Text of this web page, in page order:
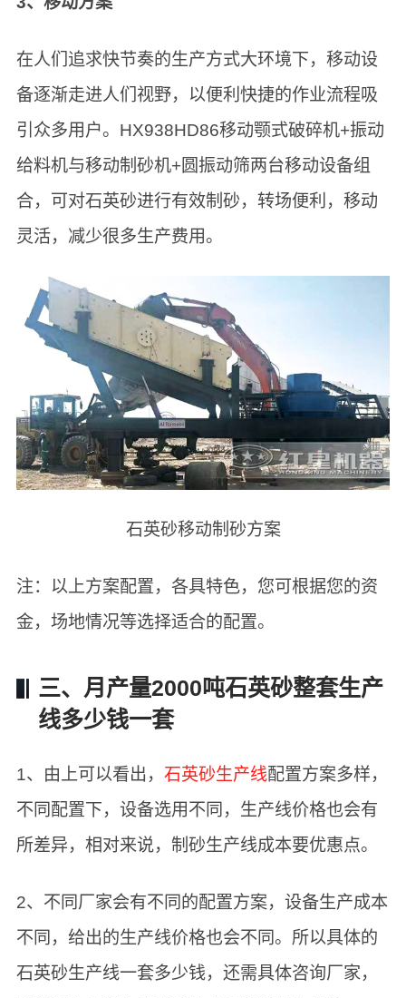
在人们追求快节奏的生产方式大环境下，移动设
备逐渐走进人们视野，以便利快捷的作业流程吸
引众多用户。HX938HD86移动颚式破碎机+振动
给料机与移动制砂机+圆振动筛两台移动设备组
合，可对石英砂进行有效制砂，转场便利，移动
灵活，减少很多生产费用。
石英砂移动制砂方案
注：以上方案配置，各具特色，您可根据您的资
金，场地情况等选择适合的配置。
三、月产量2000吨石英砂整套生产
线多少钱一套
1、由上可以看出， 石英砂生产线配置方案多样，
不同配置下，设备选用不同，生产线价格也会有
所差异，相对来说，制砂生产线成本要优惠点。
2、不同厂家会有不同的配置方案，设备生产成本
不同，给出的生产线价格也会不同。所以具体的
石英砂生产线一套多少钱，还需具体咨询厂家，